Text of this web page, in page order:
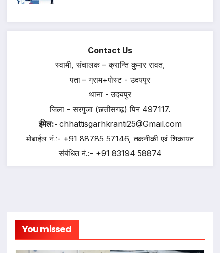
Contact Us
स्वामी, संचालक – क्रान्ति कुमार रावत,
पता – ग्राम+पोस्ट - उदयपुर
थाना - उदयपुर
जिला - सरगुजा (छत्तीसगढ़) पिन 497117.
ईमेल:- chhattisgarhkranti25@Gmail.com
मोबाईल नं.:- +91 88785 57146, तकनीकी एवं शिकायत
संबंधित नं.:- +91 83194 58874
You missed